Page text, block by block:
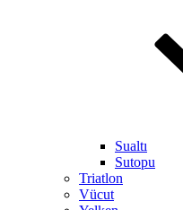
Sualtı
Sutopu
Triatlon
Vücut